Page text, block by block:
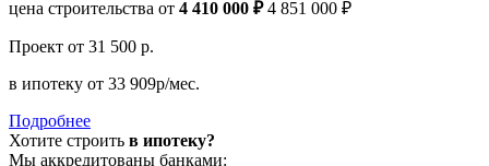
цена строительства от 4 410 000 ₽ 4 851 000 ₽
Проект от 31 500 р.
в ипотеку от 33 909р/мес.
Подробнее
Хотите строить в ипотеку?
Мы аккредитованы банками: